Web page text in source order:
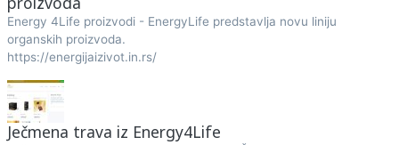
Energy 4Life proizvodi - EnergyLife predstavlja novu liniju
organskih proizvoda.
https://energijaizivot.in.rs/
Ječmena trava iz Energy4Life